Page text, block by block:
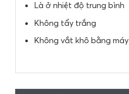
Là ở nhiệt độ trung bình
Không tẩy trắng
Không vắt khô bằng máy